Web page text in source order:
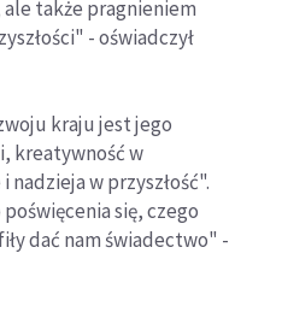
także pragnieniem
- oświadczył
kraju jest jego
kreatywność w
nadzieja w przyszłość".
się, czego
dać nam świadectwo" -